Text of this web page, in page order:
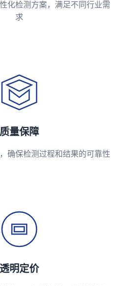
化检测方案，满足不同行业需
求
质量保障
确保检测过程和结果的可靠性
透明定价